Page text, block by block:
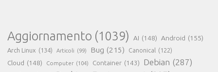
Aggiornamento (1039) AI (148) Android (155)
Arch Linux (134) Articoli (99) Bug (215) Canonical (122)
Cloud (148) Computer (104) Container (143) Debian (287)